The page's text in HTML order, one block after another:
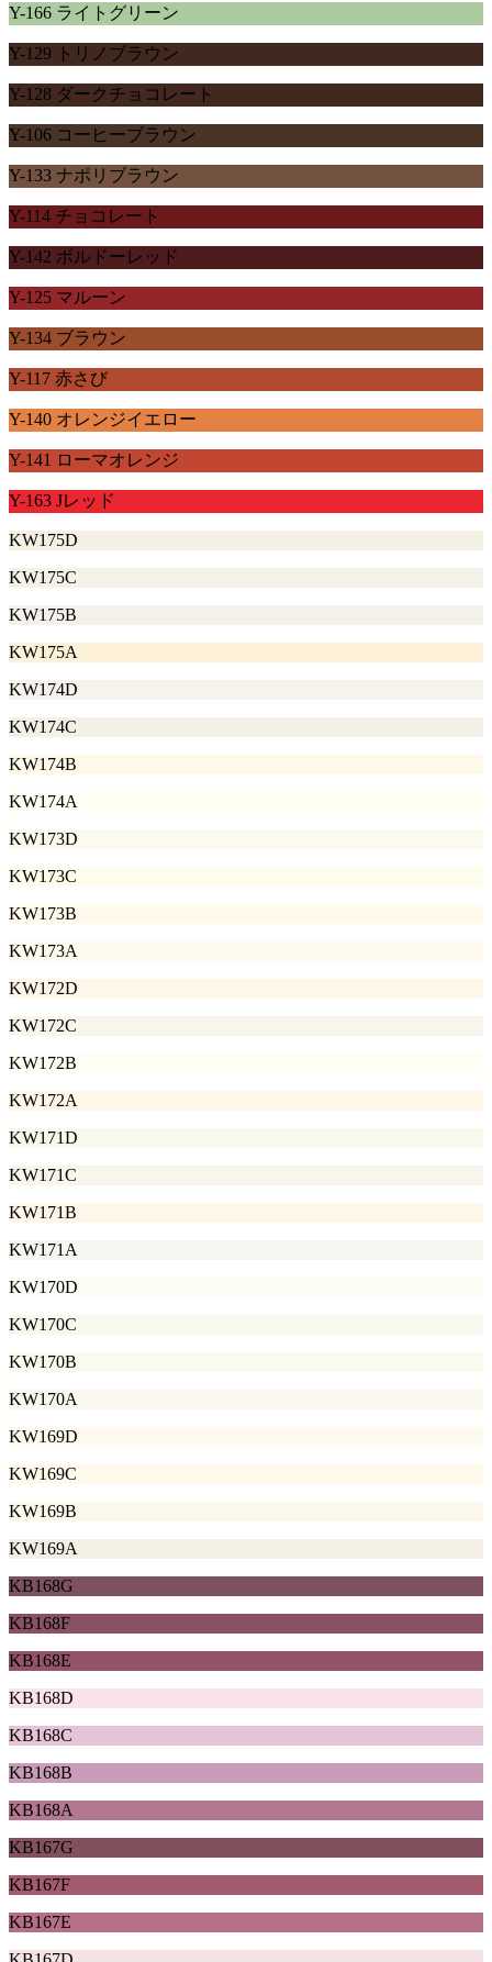
Y-166 ライトグリーン
Y-129 トリノブラウン
Y-128 ダークチョコレート
Y-106 コーヒーブラウン
Y-133 ナポリブラウン
Y-114 チョコレート
Y-142 ボルドーレッド
Y-125 マルーン
Y-134 ブラウン
Y-117 赤さび
Y-140 オレンジイエロー
Y-141 ローマオレンジ
Y-163 Jレッド
KW175D
KW175C
KW175B
KW175A
KW174D
KW174C
KW174B
KW174A
KW173D
KW173C
KW173B
KW173A
KW172D
KW172C
KW172B
KW172A
KW171D
KW171C
KW171B
KW171A
KW170D
KW170C
KW170B
KW170A
KW169D
KW169C
KW169B
KW169A
KB168G
KB168F
KB168E
KB168D
KB168C
KB168B
KB168A
KB167G
KB167F
KB167E